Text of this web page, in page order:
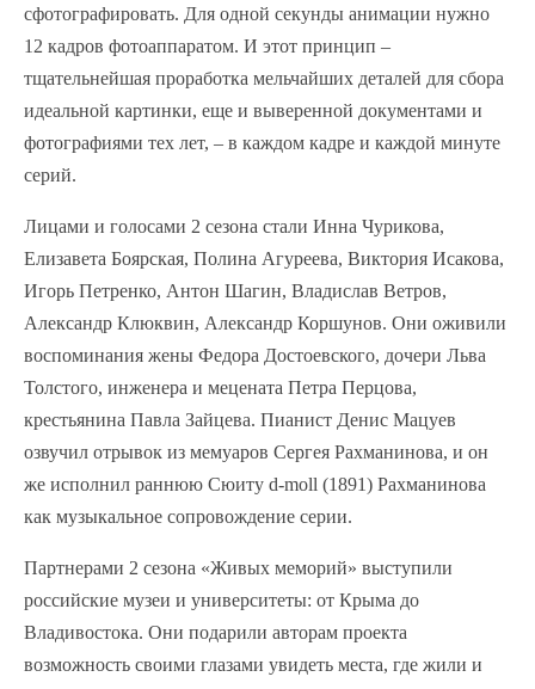
сфотографировать. Для одной секунды анимации нужно
12 кадров фотоаппаратом. И этот принцип –
тщательнейшая проработка мельчайших деталей для сбора
идеальной картинки, еще и выверенной документами и
фотографиями тех лет, – в каждом кадре и каждой минуте
серий.
Лицами и голосами 2 сезона стали Инна Чурикова,
Елизавета Боярская, Полина Агуреева, Виктория Исакова,
Игорь Петренко, Антон Шагин, Владислав Ветров,
Александр Клюквин, Александр Коршунов. Они оживили
воспоминания жены Федора Достоевского, дочери Льва
Толстого, инженера и мецената Петра Перцова,
крестьянина Павла Зайцева. Пианист Денис Мацуев
озвучил отрывок из мемуаров Сергея Рахманинова, и он
же исполнил раннюю Сюиту d-moll (1891) Рахманинова
как музыкальное сопровождение серии.
Партнерами 2 сезона «Живых меморий» выступили
российские музеи и университеты: от Крыма до
Владивостока. Они подарили авторам проекта
возможность своими глазами увидеть места, где жили и